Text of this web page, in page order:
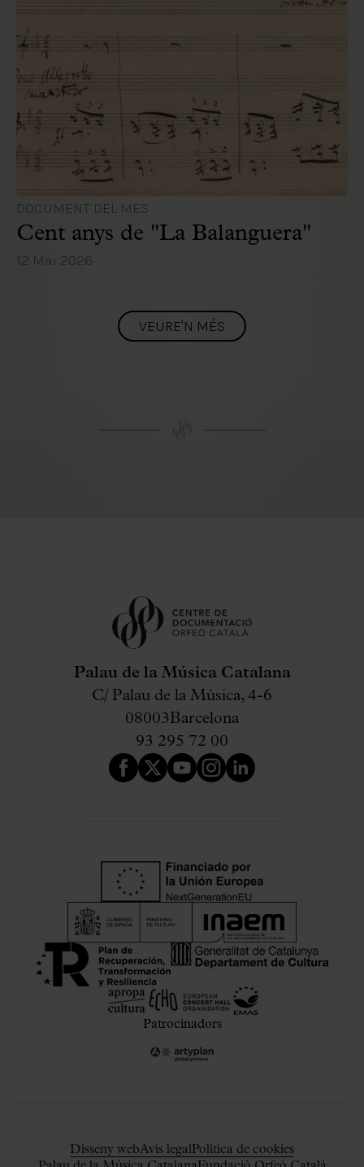
DOCUMENT DEL MES
Cent anys de "La Balanguera"
12 Mai 2026
VEURE'N MÉS
Palau de la Música Catalana
C/ Palau de la Música, 4-6
08003Barcelona
93 295 72 00
Patrocinadors
Disseny webAvís legalPolítica de cookies